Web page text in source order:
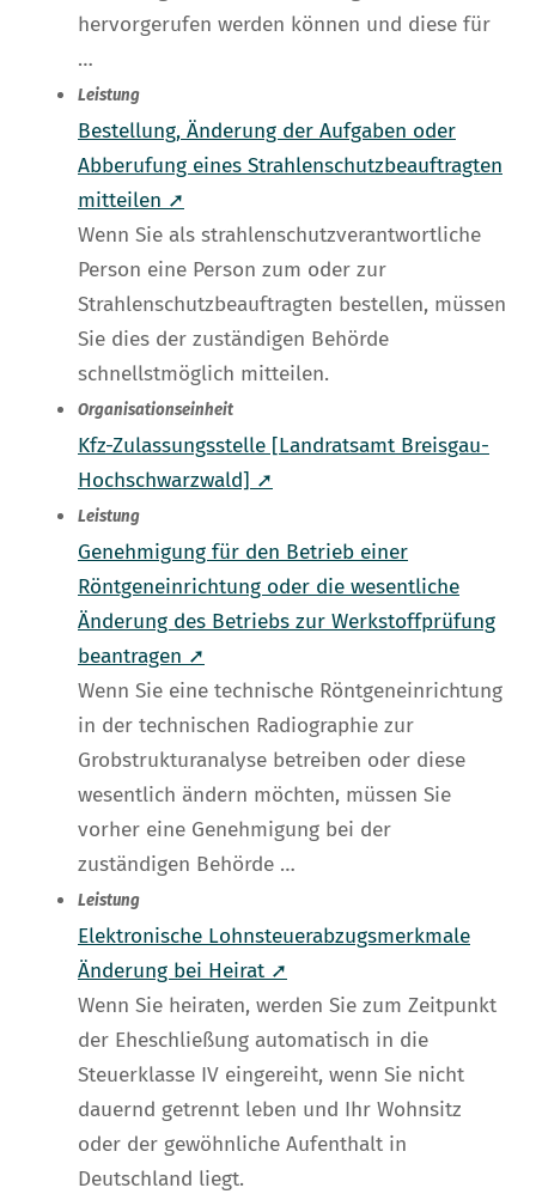
hervorgerufen werden können und diese für
…
Leistung
Bestellung, Änderung der Aufgaben oder
Abberufung eines Strahlenschutzbeauftragten
mitteilen ➚
Wenn Sie als strahlenschutzverantwortliche
Person eine Person zum oder zur
Strahlenschutzbeauftragten bestellen, müssen
Sie dies der zuständigen Behörde
schnellstmöglich mitteilen.
Organisationseinheit
Kfz-Zulassungsstelle [Landratsamt Breisgau-
Hochschwarzwald] ➚
Leistung
Genehmigung für den Betrieb einer
Röntgeneinrichtung oder die wesentliche
Änderung des Betriebs zur Werkstoffprüfung
beantragen ➚
Wenn Sie eine technische Röntgeneinrichtung
in der technischen Radiographie zur
Grobstrukturanalyse betreiben oder diese
wesentlich ändern möchten, müssen Sie
vorher eine Genehmigung bei der
zuständigen Behörde …
Leistung
Elektronische Lohnsteuerabzugsmerkmale
Änderung bei Heirat ➚
Wenn Sie heiraten, werden Sie zum Zeitpunkt
der Eheschließung automatisch in die
Steuerklasse IV eingereiht, wenn Sie nicht
dauernd getrennt leben und Ihr Wohnsitz
oder der gewöhnliche Aufenthalt in
Deutschland liegt.